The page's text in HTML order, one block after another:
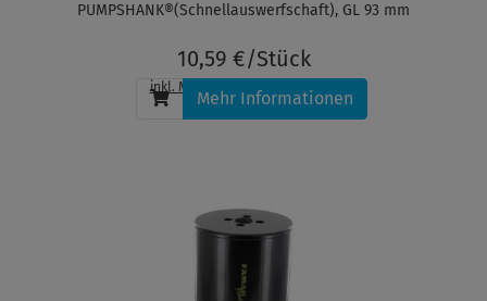
PUMPSHANK®(Schnellauswerfschaft), GL 93 mm
10,59 €/Stück
inkl. MwSt. , zzgl. Versandkosten
Mehr Informationen